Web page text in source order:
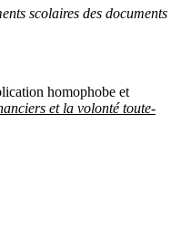
scolaires des documents
homophobe et
et la volonté toute-